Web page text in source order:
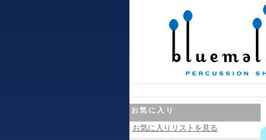
お気に入り
お気に入りリストを見る